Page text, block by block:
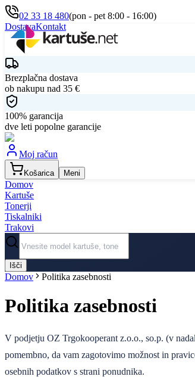
02 33 18 480(pon - pet 8:00 - 16:00)
DostavaKontakt
Brezplačna dostava
ob nakupu nad 35 €
100% garancija
dve leti popolne garancije
Moj račun
Košarica Meni
Domov
Kartuše
Tonerji
Tiskalniki
Trakovi
Išči
Domov Politika zasebnosti
Politika zasebnosti
V podjetju OZ Trgokooperant z.o.o., so.p. (v
pomembno, da vam zagotovimo možnost in
osebnih podatkov s strani ponudnika.